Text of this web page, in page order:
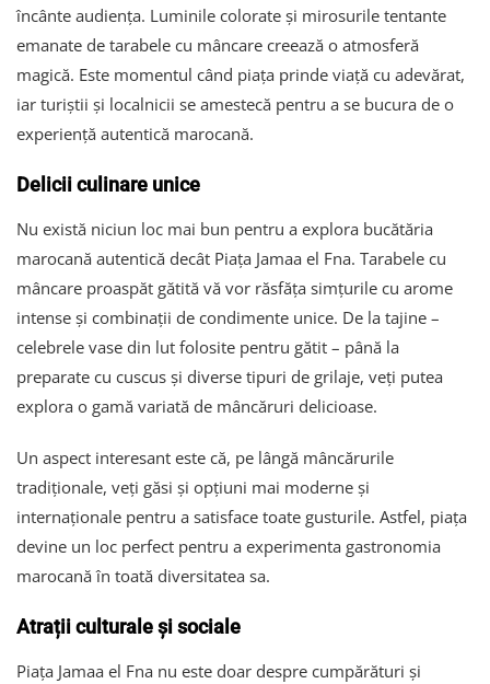
încânte audiența. Luminile colorate și mirosurile tentante
emanate de tarabele cu mâncare creează o atmosferă
magică. Este momentul când piața prinde viață cu adevărat,
iar turiștii și localnicii se amestecă pentru a se bucura de o
experiență autentică marocană.
Delicii culinare unice
Nu există niciun loc mai bun pentru a explora bucătăria
marocană autentică decât Piața Jamaa el Fna. Tarabele cu
mâncare proaspăt gătită vă vor răsfăța simțurile cu arome
intense și combinații de condimente unice. De la tajine –
celebrele vase din lut folosite pentru gătit – până la
preparate cu cuscus și diverse tipuri de grilaje, veți putea
explora o gamă variată de mâncăruri delicioase.
Un aspect interesant este că, pe lângă mâncărurile
tradiționale, veți găsi și opțiuni mai moderne și
internaționale pentru a satisface toate gusturile. Astfel, piața
devine un loc perfect pentru a experimenta gastronomia
marocană în toată diversitatea sa.
Atrații culturale și sociale
Piața Jamaa el Fna nu este doar despre cumpărături și